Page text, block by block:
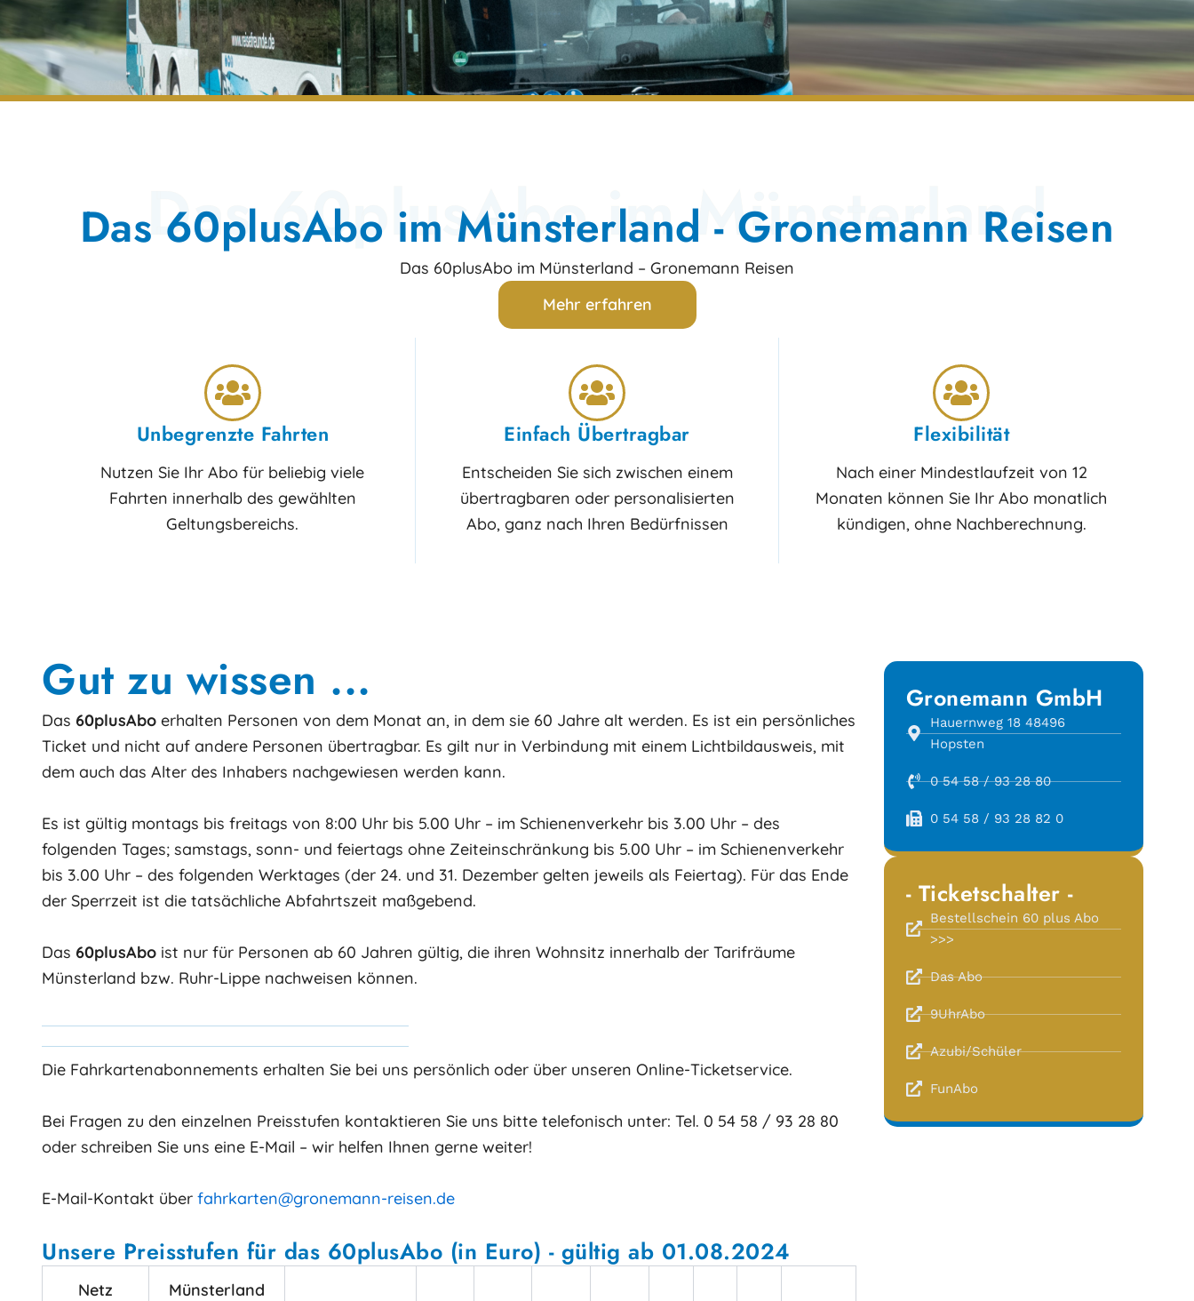
Das 60plusAbo im Münsterland
Das 60plusAbo im Münsterland - Gronemann Reisen
Das 60plusAbo im Münsterland – Gronemann Reisen
Mehr erfahren
Unbegrenzte Fahrten
Nutzen Sie Ihr Abo für beliebig viele
Fahrten innerhalb des gewählten
Geltungsbereichs.
Einfach Übertragbar
Entscheiden Sie sich zwischen einem
übertragbaren oder personalisierten
Abo, ganz nach Ihren Bedürfnissen
Flexibilität
Nach einer Mindestlaufzeit von 12
Monaten können Sie Ihr Abo monatlich
kündigen, ohne Nachberechnung.
Gut zu wissen ...
Das 60plusAbo erhalten Personen von dem Monat an, in dem sie 60 Jahre alt werden. Es ist ein persönliches
Ticket und nicht auf andere Personen übertragbar. Es gilt nur in Verbindung mit einem Lichtbildausweis, mit
dem auch das Alter des Inhabers nachgewiesen werden kann.
Es ist gültig montags bis freitags von 8:00 Uhr bis 5.00 Uhr – im Schienenverkehr bis 3.00 Uhr – des
folgenden Tages; samstags, sonn- und feiertags ohne Zeiteinschränkung bis 5.00 Uhr – im Schienenverkehr
bis 3.00 Uhr – des folgenden Werktages (der 24. und 31. Dezember gelten jeweils als Feiertag). Für das Ende
der Sperrzeit ist die tatsächliche Abfahrtszeit maßgebend.
Das 60plusAbo ist nur für Personen ab 60 Jahren gültig, die ihren Wohnsitz innerhalb der Tarifräume
Münsterland bzw. Ruhr-Lippe nachweisen können.
Die Fahrkartenabonnements erhalten Sie bei uns persönlich oder über unseren Online-Ticketservice.
Bei Fragen zu den einzelnen Preisstufen kontaktieren Sie uns bitte telefonisch unter: Tel. 0 54 58 / 93 28 80
oder schreiben Sie uns eine E-Mail – wir helfen Ihnen gerne weiter!
E-Mail-Kontakt über fahrkarten@gronemann-reisen.de
Unsere Preisstufen für das 60plusAbo (in Euro) - gültig ab 01.08.2024
Netz Münsterland
Gronemann GmbH
Hauernweg 18 48496
Hopsten
0 54 58 / 93 28 80
0 54 58 / 93 28 82 0
- Ticketschalter -
Bestellschein 60 plus Abo
>>>
Das Abo
9UhrAbo
Azubi/Schüler
FunAbo